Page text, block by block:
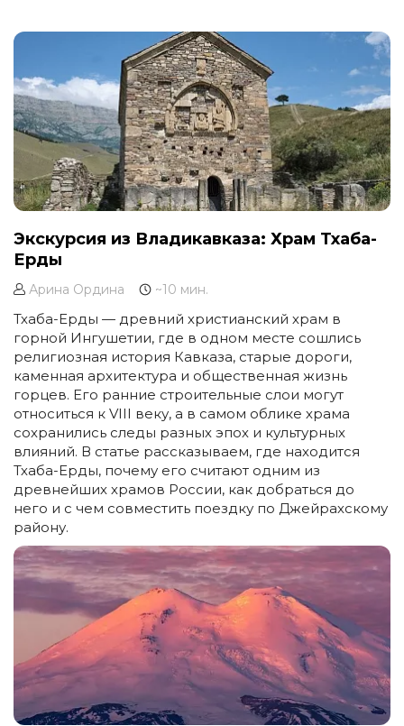
Экскурсия из Владикавказа: Храм Тхаба-
Ерды
Арина Ордина ~10 мин.
Тхаба-Ерды — древний христианский храм в
горной Ингушетии, где в одном месте сошлись
религиозная история Кавказа, старые дороги,
каменная архитектура и общественная жизнь
горцев. Его ранние строительные слои могут
относиться к VIII веку, а в самом облике храма
сохранились следы разных эпох и культурных
влияний. В статье рассказываем, где находится
Тхаба-Ерды, почему его считают одним из
древнейших храмов России, как добраться до
него и с чем совместить поездку по Джейрахскому
району.